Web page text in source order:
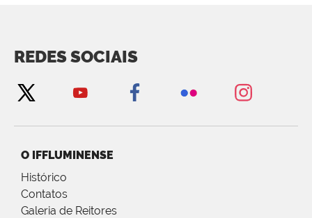
REDES SOCIAIS
O IFFLUMINENSE
Histórico
Contatos
Galeria de Reitores